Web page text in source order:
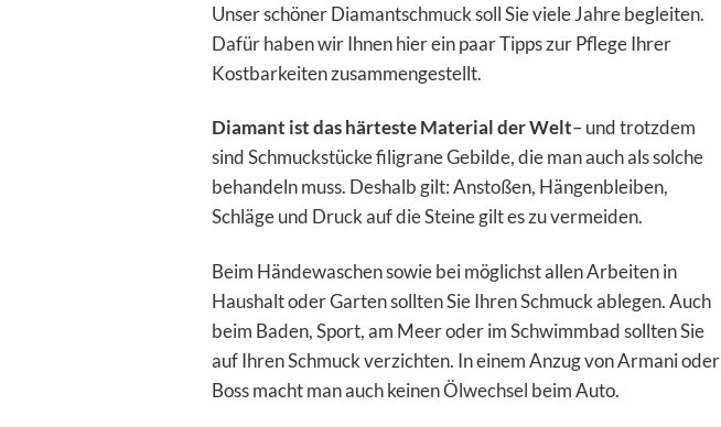
Unser schöner Diamantschmuck soll Sie viele Jahre begleiten.
Dafür haben wir Ihnen hier ein paar Tipps zur Pflege Ihrer
Kostbarkeiten zusammengestellt.
Diamant ist das härteste Material der Welt– und trotzdem
sind Schmuckstücke filigrane Gebilde, die man auch als solche
behandeln muss. Deshalb gilt: Anstoßen, Hängenbleiben,
Schläge und Druck auf die Steine gilt es zu vermeiden.
Beim Händewaschen sowie bei möglichst allen Arbeiten in
Haushalt oder Garten sollten Sie Ihren Schmuck ablegen. Auch
beim Baden, Sport, am Meer oder im Schwimmbad sollten Sie
auf Ihren Schmuck verzichten. In einem Anzug von Armani oder
Boss macht man auch keinen Ölwechsel beim Auto.